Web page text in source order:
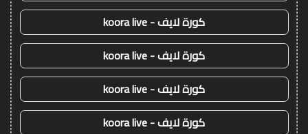
كورة لايف - koora live
كورة لايف - koora live
كورة لايف - koora live
كورة لايف - koora live